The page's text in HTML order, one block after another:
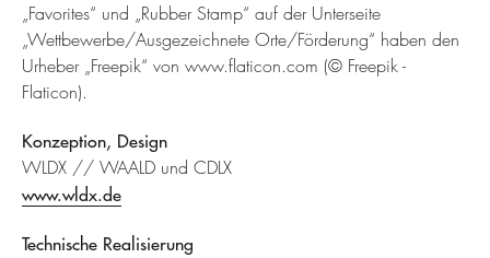
„Favorites“ und „Rubber Stamp“ auf der Unterseite
„Wettbewerbe/Ausgezeichnete Orte/Förderung“ haben den
Urheber „Freepik“ von www.flaticon.com (© Freepik -
Flaticon).
Konzeption, Design
WLDX // WAALD und CDLX
www.wldx.de
Technische Realisierung